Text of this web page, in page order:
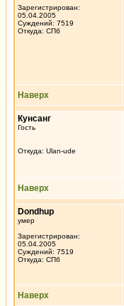
Зарегистрирован:
05.04.2005
Суждений: 7519
Откуда: СПб
Наверх
Кунсанг
Гость
Откуда: Ulan-ude
Наверх
Dondhup
умер
Зарегистрирован:
05.04.2005
Суждений: 7519
Откуда: СПб
Наверх